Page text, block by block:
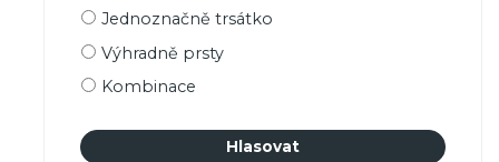
Možnosti
Jednoznačně trsátko
Výhradně prsty
Kombinace